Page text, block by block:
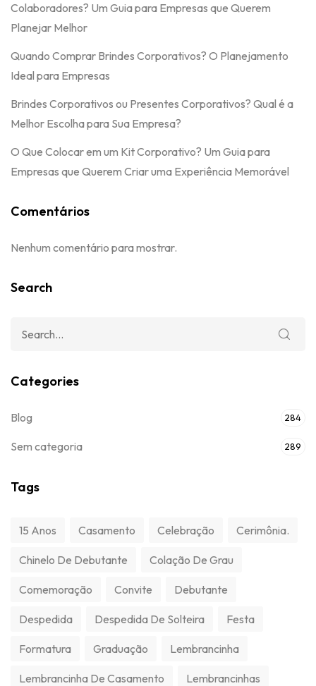
Colaboradores? Um Guia para Empresas que Querem
Planejar Melhor
Quando Comprar Brindes Corporativos? O Planejamento
Ideal para Empresas
Brindes Corporativos ou Presentes Corporativos? Qual é a
Melhor Escolha para Sua Empresa?
O Que Colocar em um Kit Corporativo? Um Guia para
Empresas que Querem Criar uma Experiência Memorável
Comentários
Nenhum comentário para mostrar.
Search
Categories
Blog 284
Sem categoria 289
Tags
15 Anos Casamento Celebração Cerimônia.
Chinelo De Debutante Colação De Grau
Comemoração Convite Debutante
Despedida Despedida De Solteira Festa
Formatura Graduação Lembrancinha
Lembrancinha De Casamento Lembrancinhas